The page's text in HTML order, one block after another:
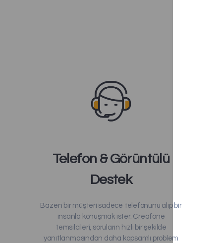
Telefon & Görüntülü
Destek
Bazen bir müşteri sadece telefonunu alıp bir
insanla konuşmak ister. Creafone
temsilcileri, soruların hızlı bir şekilde
yanıtlanmasından daha kapsamlı problem